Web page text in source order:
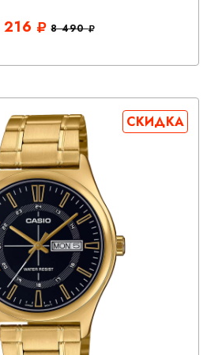
216 8 490
СКИДКА